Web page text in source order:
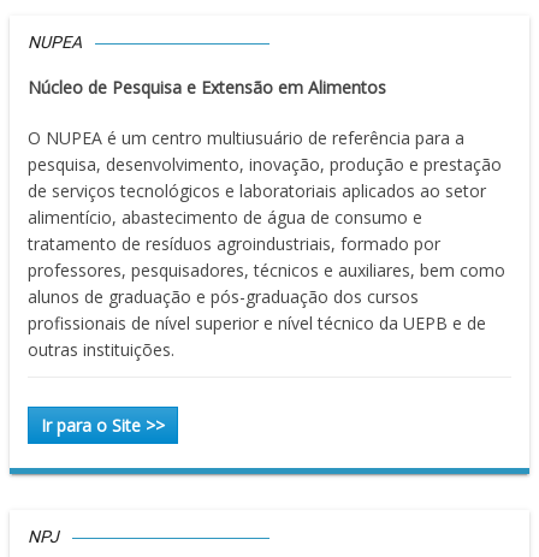
NUPEA
Núcleo de Pesquisa e Extensão em Alimentos
O NUPEA é um centro multiusuário de referência para a
pesquisa, desenvolvimento, inovação, produção e prestação
de serviços tecnológicos e laboratoriais aplicados ao setor
alimentício, abastecimento de água de consumo e
tratamento de resíduos agroindustriais, formado por
professores, pesquisadores, técnicos e auxiliares, bem como
alunos de graduação e pós-graduação dos cursos
profissionais de nível superior e nível técnico da UEPB e de
outras instituições.
Ir para o Site >>
NPJ